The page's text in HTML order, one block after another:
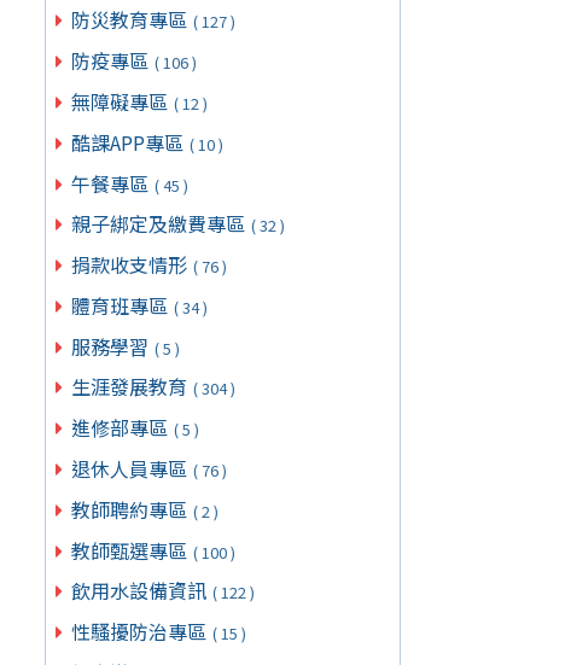
防災教育專區 ( 127 )
防疫專區 ( 106 )
無障礙專區 ( 12 )
酷課APP專區 ( 10 )
午餐專區 ( 45 )
親子綁定及繳費專區 ( 32 )
捐款收支情形 ( 76 )
體育班專區 ( 34 )
服務學習 ( 5 )
生涯發展教育 ( 304 )
進修部專區 ( 5 )
退休人員專區 ( 76 )
教師聘約專區 ( 2 )
教師甄選專區 ( 100 )
飲用水設備資訊 ( 122 )
性騷擾防治專區 ( 15 )